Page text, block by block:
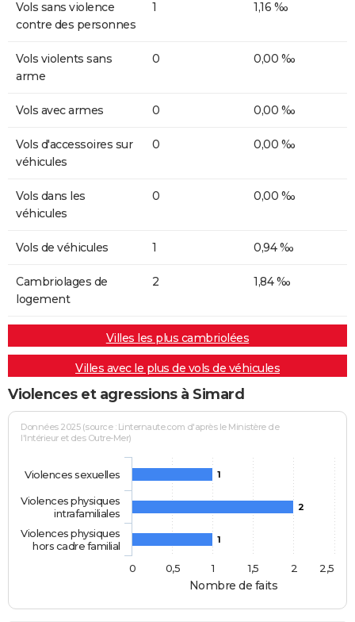
Vols sans violence
contre des personnes
1 1,16 ‰
Vols violents sans
arme
0 0,00 ‰
Vols avec armes 0 0,00 ‰
Vols d'accessoires sur
véhicules
0 0,00 ‰
Vols dans les
véhicules
0 0,00 ‰
Vols de véhicules 1 0,94 ‰
Cambriolages de
logement
2 1,84 ‰
Villes les plus cambriolées
Villes avec le plus de vols de véhicules
Violences et agressions à Simard
Nombre de faits
Données 2025 (source : Linternaute.com d'après le Ministère de
l'Intérieur et des Outre-Mer)
1
2
1
Violences sexuelles
Violences physiques
intrafamiliales
Violences physiques
hors cadre familial
0
0,5 1 1,5 2 2,5